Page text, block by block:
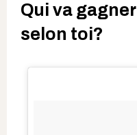
Qui va gagner
selon toi?